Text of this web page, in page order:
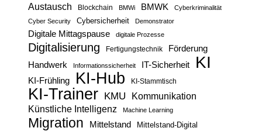
Austausch Blockchain BMWi BMWK
Cyberkriminalität
Cyber Security
Cybersicherheit Demonstrator
Digitale Mittagspause digitale Prozesse
Digitalisierung Fertigungstechnik Förderung
Handwerk Informationssicherheit IT-Sicherheit KI
KI-Frühling KI-Hub KI-Stammtisch
KI-Trainer KMU
Kommunikation
Künstliche Intelligenz
Machine Learning
Migration Mittelstand Mittelstand-Digital